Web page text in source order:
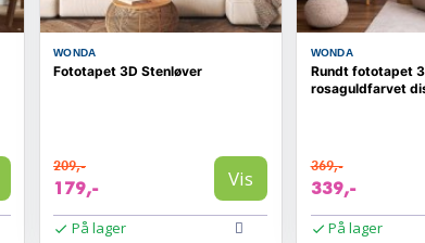
WONDA
Fototapet 3D Stenløver
209,-
179,- Vis
På lager
WONDA
Rundt fototapet
rosaguldfarvet
369,-
339,-
På lager